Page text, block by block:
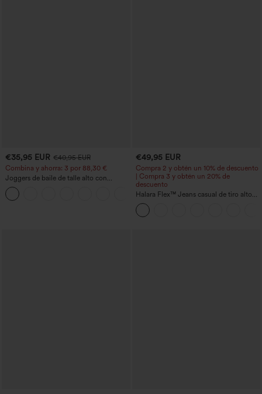
€35,95 EUR €40,95 EUR
Combina y ahorra: 3 por 88,30 €
Joggers de baile de talle alto con
cordón, fruncidos, corte cónico, secado
rápido, tacto fresco y bolsillos - UPF40+
€49,95 EUR
Compra 2 y obtén un 10% de descuento
| Compra 3 y obtén un 20% de
descuento
Halara Flex™ Jeans casual de tiro alto
con control abdominal, pernera ancha y
bolsillos